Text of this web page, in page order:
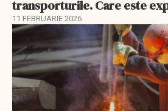
transporturile. Care este
11 FEBRUARIE 2026